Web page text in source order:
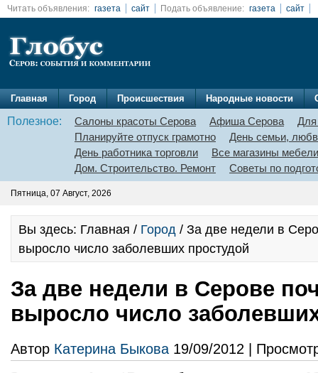
Читать объявления: газета сайт Подать объявление: газета сайт
Главная Город Происшествия Народные новости
Полезное: Салоны красоты Серова Афиша Серова
Для
Планируйте отпуск грамотно
День семьи,
День работника торговли
Все магазины мебели
Дом. Строительство. Ремонт
Советы по
Пятница, 07 Август, 2026
Вы здесь: Главная / Город / За две недели в
выросло число заболевших простудой
За две недели в Серове
выросло число
Автор Катерина Быкова 19/09/2012 |